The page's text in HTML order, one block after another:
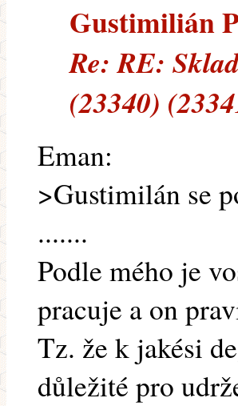
Gustimilián
Re: RE:
(23340)
Eman:
>Gustimilán se
.......
Podle mého je
pracuje a on
Tz. že k jakési
důležité pro